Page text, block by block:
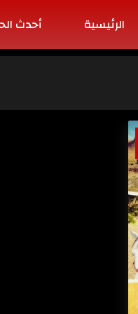
الرئيسية أحدث